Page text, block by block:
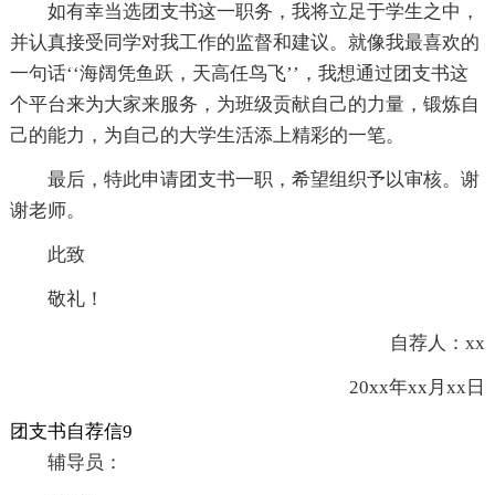
如有幸当选团支书这一职务，我将立足于学生之中，
并认真接受同学对我工作的监督和建议。就像我最喜欢的
一句话‘‘海阔凭鱼跃，天高任鸟飞’’，我想通过团支书这
个平台来为大家来服务，为班级贡献自己的力量，锻炼自
己的能力，为自己的大学生活添上精彩的一笔。
最后，特此申请团支书一职，希望组织予以审核。谢
谢老师。
此致
敬礼！
自荐人：xx
20xx年xx月xx日
团支书自荐信9
辅导员：